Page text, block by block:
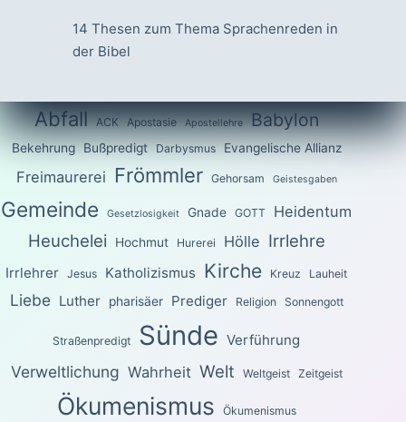
14 Thesen zum Thema Sprachenreden in
der Bibel
Abfall ACK Apostasie Apostellehre Babylon
Bekehrung Bußpredigt Darbysmus Evangelische Allianz
Freimaurerei Frömmler Gehorsam Geistesgaben
Gemeinde Gesetzlosigkeit Gnade GOTT Heidentum
Heuchelei Hochmut Hurerei Hölle Irrlehre
Irrlehrer Jesus Katholizismus Kirche Kreuz Lauheit
Liebe Luther pharisäer Prediger Religion Sonnengott
Straßenpredigt Sünde Verführung
Verweltlichung Wahrheit Welt Weltgeist Zeitgeist
Ökumenismus Ökumenismus